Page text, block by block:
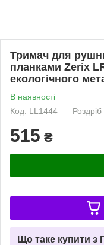
Тримач для
планками Zerix
екологічного
В наявності
Код: LL1444
Роздріб
515 ₴
Що таке купити з